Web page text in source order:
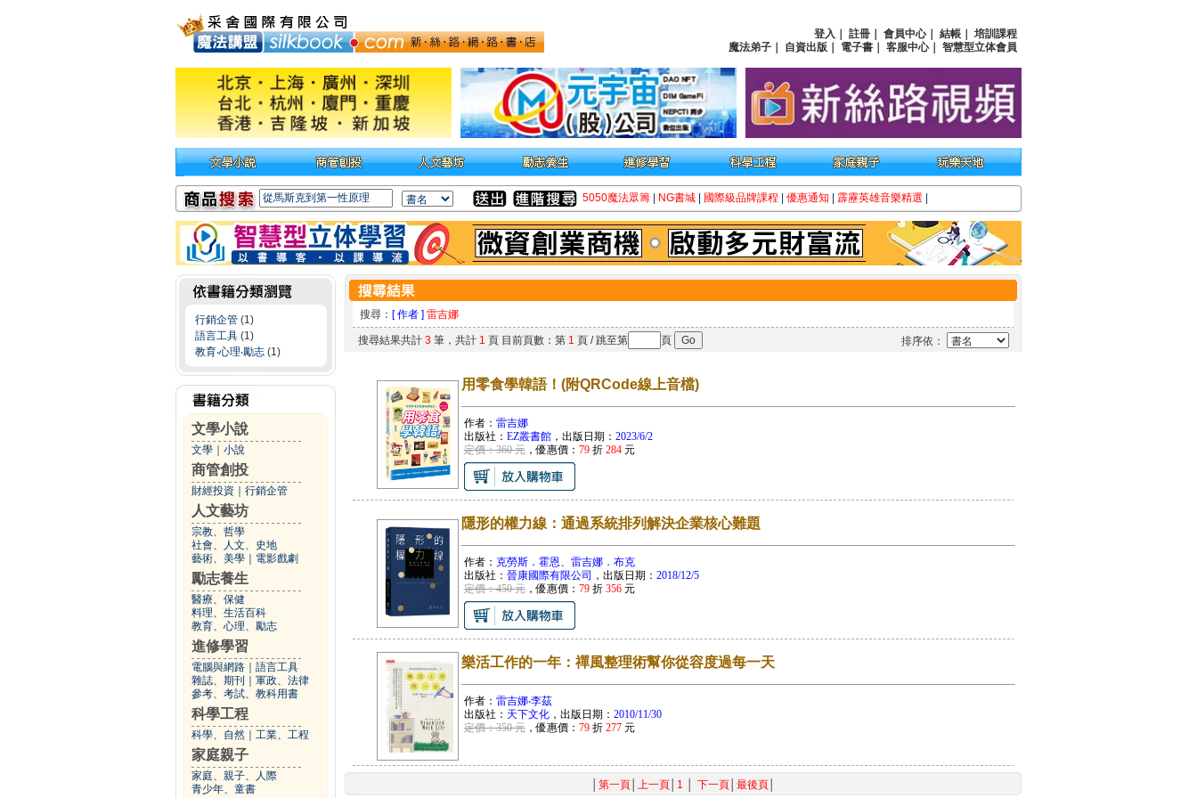
登入 註冊 會員中心｜ 結帳
培訓課程
魔法弟子
自資出版 電子書 客服中心｜ 智慧型立体會員
5050魔法眾籌 NG書城 國際級品牌課程 優惠通知 霹靂英雄音樂精選
行銷企管 (1)
語言工具 (1)
教育‧心理‧勵志 (1)
文學小說
文學 小說
商管創投
財經投資 行銷企管
人文藝坊
宗教、哲學
社會、人文、史地
藝術、美學
電影戲劇
勵志養生
醫療、保健
料理、生活百科
教育、心理、勵志
進修學習
電腦與網路
語言工具
雜誌、期刊
軍政、法律
參考、考試、教科用書
科學工程
科學、自然 工業、工程
家庭親子
家庭、親子、人際
青少年、童書
搜尋： [ 作者 ] 雷吉娜
搜尋結果共計 3 筆，共計 1 頁 目前頁數：第 1 頁 / 跳至第 頁 排序依：
用零食學韓語！(附QRCode線上音檔)
作者： 雷吉娜
出版社： EZ叢書館，出版日期： 2023/6/2
定價：360 元，優惠價： 79折 284元
隱形的權力線：通過系統排列解決企業核心難題
作者： 克勞斯．霍恩、雷吉娜．布克
出版社： 晉康國際有限公司 ，出版日期： 2018/12/5
定價：450 元，優惠價： 79折 356元
樂活工作的一年：禪風整理術幫你從容度過每一天
作者： 雷吉娜‧李茲
出版社： 天下文化，出版日期： 2010/11/30
定價：350 元，優惠價： 79折 277元
第一頁│ 上一頁│ 1 下一頁│ 最後頁│